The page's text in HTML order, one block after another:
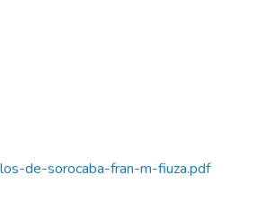
de-sorocaba-fran-m-fiuza.pdf